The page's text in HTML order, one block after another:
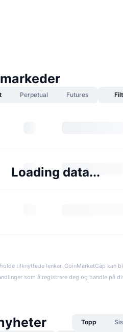
Perpetual Futures
Loading data...
tilknyttede lenker. CoinMarketCap kan
som å registrere deg og handle på
Topp